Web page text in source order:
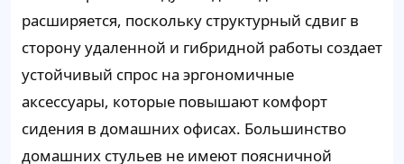
расширяется, поскольку структурный сдвиг в
сторону удаленной и гибридной работы создает
устойчивый спрос на эргономичные
аксессуары, которые повышают комфорт
сидения в домашних офисах. Большинство
домашних стульев не имеют поясничной